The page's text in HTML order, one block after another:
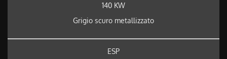
140 KW
Grigio scuro metallizzato
ESP